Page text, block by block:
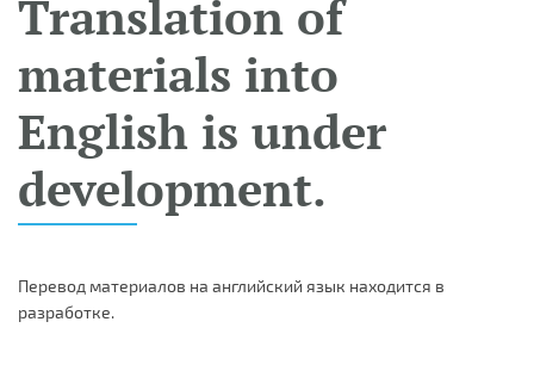
Translation of
materials into
English is under
development.
Перевод материалов на английский язык находится в
разработке.